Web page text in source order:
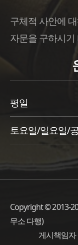
구체적 사안에
자문을 구하시
평일
토요일/일요일/
Copyright © 2013-
무소 다행)
게시책임